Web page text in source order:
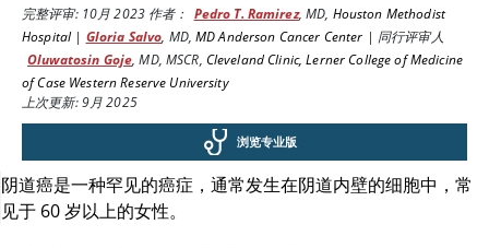
完整评审:10月 2023作者： Pedro T. Ramirez,MD, Houston Methodist
Hospital| Gloria Salvo, MD,MD Anderson Cancer Center | 同行评审人
Oluwatosin Goje,MD, MSCR, Cleveland Clinic, Lerner College of Medicine
of Case Western Reserve University
上次更新: 9月 2025
浏览专业版
阴道癌是一种罕见的癌症，通常发生在阴道内壁的细胞中，常
见于 60 岁以上的女性。